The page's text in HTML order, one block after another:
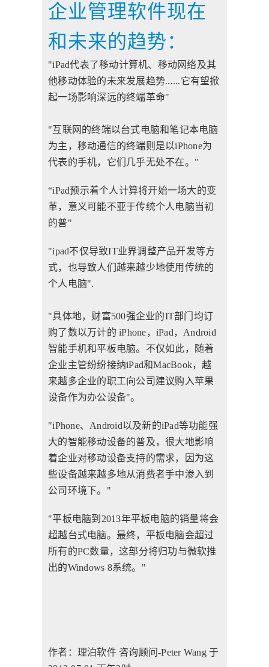
企业管理软件现在
和未来的趋势：
"iPad代表了移动计算机、移动网络及其
他移动体验的未来发展趋势......它有望掀
起一场影响深远的终端革命"
"互联网的终端以台式电脑和笔记本电脑
为主，移动通信的终端则是以iPhone为
代表的手机，它们几乎无处不在。"
“iPad预示着个人计算将开始一场大的变
革，意义可能不亚于传统个人电脑当初
的普"
"ipad不仅导致IT业界调整产品开发等方
式，也导致人们越来越少地使用传统的
个人电脑".
"具体地，财富500强企业的IT部门均订
购了数以万计的 iPhone，iPad，Android
智能手机和平板电脑。不仅如此，随着
企业主管纷纷接纳iPad和MacBook，越
来越多企业的职工向公司建议购入苹果
设备作为办公设备"。
"iPhone、Android以及新的iPad等功能强
大的智能移动设备的普及，很大地影响
着企业对移动设备支持的需求，因为这
些设备越来越多地从消费者手中渗入到
公司环境下。"
"平板电脑到2013年平板电脑的销量将会
超越台式电脑。最终，平板电脑会超过
所有的PC数量，这部分将归功与微软推
出的Windows 8系统。"
作者：理泊软件 咨询顾问-Peter Wang 于